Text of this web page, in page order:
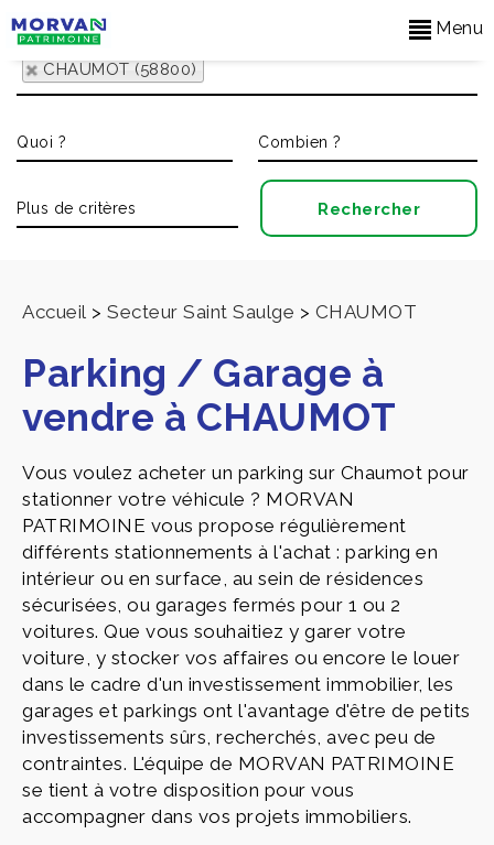
Menu
CHAUMOT (58800)
Accueil > Secteur Saint Saulge > CHAUMOT
Parking / Garage à
vendre à CHAUMOT
Vous voulez acheter un parking sur Chaumot pour
stationner votre véhicule ? MORVAN
PATRIMOINE vous propose régulièrement
différents stationnements à l'achat : parking en
intérieur ou en surface, au sein de résidences
sécurisées, ou garages fermés pour 1 ou 2
voitures. Que vous souhaitiez y garer votre
voiture, y stocker vos affaires ou encore le louer
dans le cadre d'un investissement immobilier, les
garages et parkings ont l'avantage d'être de petits
investissements sûrs, recherchés, avec peu de
contraintes. L'équipe de MORVAN PATRIMOINE
se tient à votre disposition pour vous
accompagner dans vos projets immobiliers.